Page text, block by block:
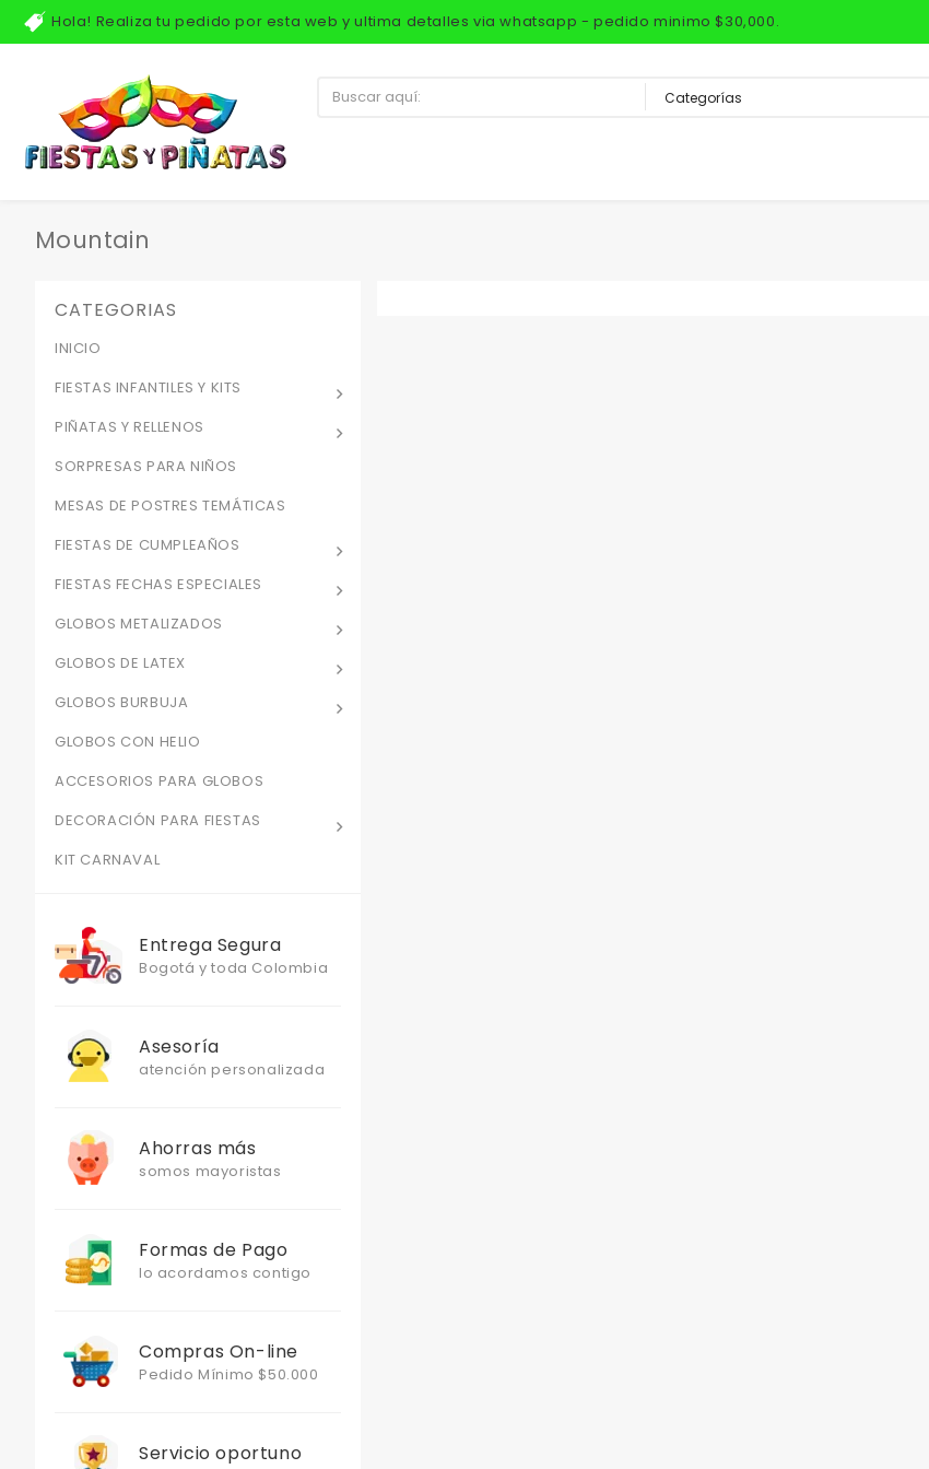
Hola! Realiza tu pedido por esta web y ultima detalles via whatsapp - pedido minimo $30,000.
Mountain
CATEGORIAS
INICIO
FIESTAS INFANTILES Y KITS
PIÑATAS Y RELLENOS
SORPRESAS PARA NIÑOS
MESAS DE POSTRES TEMÁTICAS
FIESTAS DE CUMPLEAÑOS
FIESTAS FECHAS ESPECIALES
GLOBOS METALIZADOS
GLOBOS DE LATEX
GLOBOS BURBUJA
GLOBOS CON HELIO
ACCESORIOS PARA GLOBOS
DECORACIÓN PARA FIESTAS
KIT CARNAVAL
Entrega Segura
Bogotá y toda Colombia
Asesoría
atención personalizada
Ahorras más
somos mayoristas
Formas de Pago
lo acordamos contigo
Compras On-line
Pedido Mínimo $50.000
Servicio oportuno